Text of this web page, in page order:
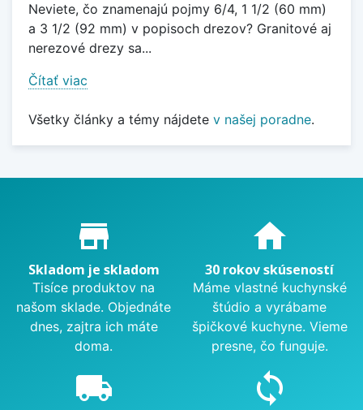
Neviete, čo znamenajú pojmy 6/4, 1 1/2 (60 mm)
a 3 1/2 (92 mm) v popisoch drezov? Granitové aj
nerezové drezy sa...
Čítať viac
Všetky články a témy nájdete v našej poradne.
Proč nakupovat u nás?
store_mall_directory
Skladom je skladom
Tisíce produktov na
našom sklade. Objednáte
dnes, zajtra ich máte
doma.
home
30 rokov skúseností
Máme vlastné kuchynské
štúdio a vyrábame
špičkové kuchyne. Vieme
presne, čo funguje.
local_shipping sync